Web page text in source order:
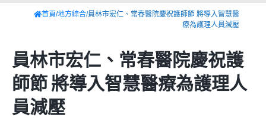
首頁/地方綜合/員林市宏仁、常春醫院慶祝護師節 將導入智慧醫
療為護理人員減壓
員林市宏仁、常春醫院慶祝護
師節 將導入智慧醫療為護理人
員減壓